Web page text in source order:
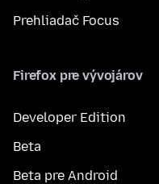
Prehliadač Focus
Firefox pre vývojárov
Developer Edition
Beta
Beta pre Android